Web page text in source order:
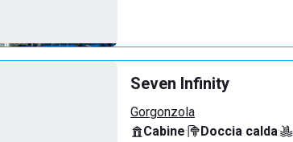
Seven Infinity
Gorgonzola
Cabine· Doccia calda·